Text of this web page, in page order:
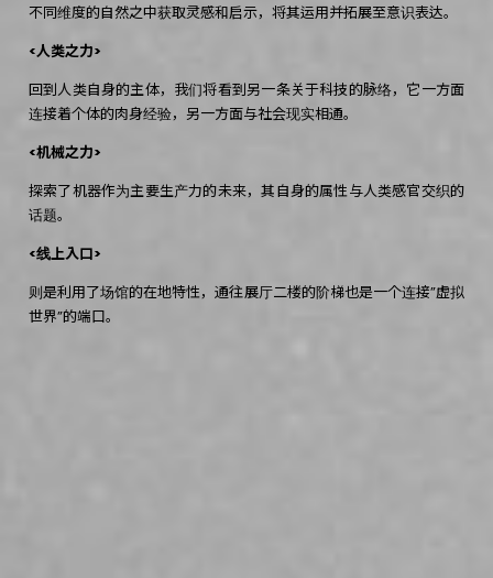
不同维度的自然之中获取灵感和启示，将其运用并拓展至意识表达。
<人类之力>
回到人类自身的主体，我们将看到另一条关于科技的脉络，它一方面
连接着个体的肉身经验，另一方面与社会现实相通。
<机械之力>
探索了机器作为主要生产力的未来，其自身的属性与人类感官交织的
话题。
<线上入口>
则是利用了场馆的在地特性，通往展厅二楼的阶梯也是一个连接”虚拟
世界”的端口。